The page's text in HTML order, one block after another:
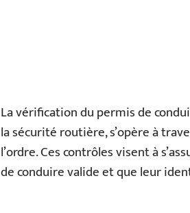
La vérification du permis de
la sécurité routière, s’opère à
l’ordre. Ces contrôles visent à
de conduire valide et que leur